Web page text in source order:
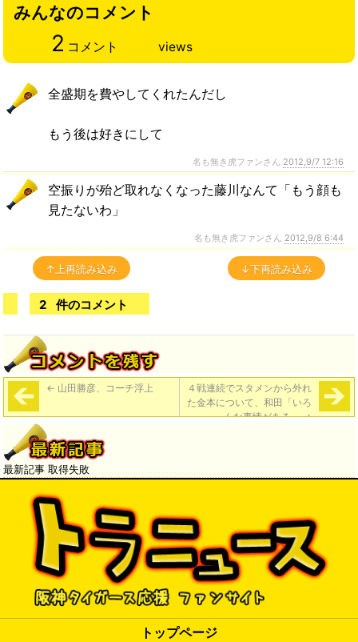
みんなのコメント
2 コメント views
全盛期を費やしてくれたんだし
もう後は好きにして
名も無き虎ファンさん 2012,9/7 12:16
空振りが殆ど取れなくなった藤川なんて「もう顔も
見たないわ」
名も無き虎ファンさん 2012,9/8 6:44
↑上再読み込み ↓下再読み込み
2 件のコメント
← 山田勝彦、コーチ浮上
４戦連続でスタメンから外れ
た金本について、和田「いろ
んな事情がある」→
最新記事 取得失敗
トップページ